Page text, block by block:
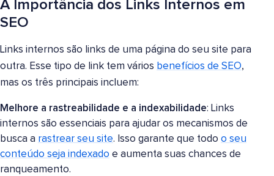
A Importância dos Links Internos em
SEO
Links internos são links de uma página do seu site para
outra. Esse tipo de link tem vários benefícios de SEO,
mas os três principais incluem:
Melhore a rastreabilidade e a indexabilidade: Links
internos são essenciais para ajudar os mecanismos de
busca a rastrear seu site. Isso garante que todo o seu
conteúdo seja indexado e aumenta suas chances de
ranqueamento.